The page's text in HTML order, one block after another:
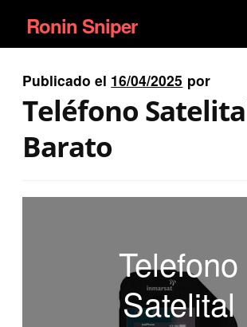
Ir
a
la
navegación
Ir
al
contenido
Ronin Sniper
EQUIPAMIENTO ÉLITE
Publicado el 16/04/2025 por
Teléfono
Barato
Telefono
Satelital